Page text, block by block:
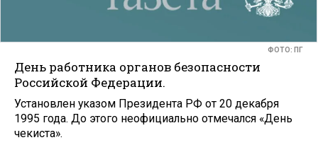
ФОТО: ПГ
День работника органов безопасности
Российской Федерации.
Установлен указом Президента РФ от 20 декабря
1995 года. До этого неофициально отмечался «День
чекиста».